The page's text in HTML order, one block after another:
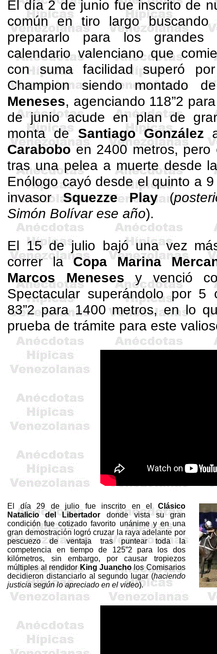
El día 2 de junio fue inscrito de
común en tiro largo buscando
prepararlo para los grandes
calendario valenciano que
con suma facilidad superó
Championsiendo montado
Meneses, agenciando 118”2
de junio acude en plan de
monta deSantiago González
Caraboboen 2400 metros, pero
tras una pelea a muerte desde
Enólogo cayó desde el quinto a
invasorSquezzePlay(
Simón Bolívar ese año).
El 15 de julio bajó una vez
correr laCopa Marina
Marcos Meneses y venció
Spectacularsuperándolo por 5
83”2 para 1400 metros, en lo
prueba de trámite para este
El día 29 de julio fue inscrito en el Clásico
Natalicio del Libertador donde vista su gran
condición fue cotizado favorito unánime y en una
gran demostración logró cruzar la raya adelante por
pescuezo de ventaja tras puntear toda la
competencia en tiempo de 125”2 para los dos
kilómetros, sin embargo, por causar tropiezos
múltiples al rendidorKing Juancholos Comisarios
decidieron distanciarlo al segundo lugar (haciendo
justicia según lo apreciado en el video).